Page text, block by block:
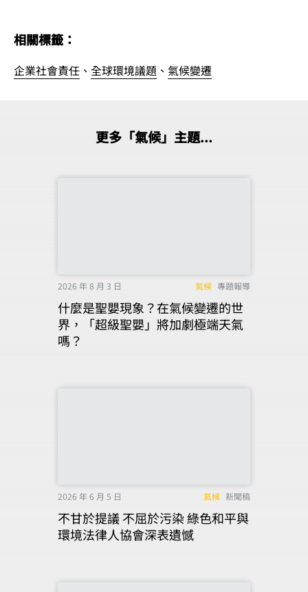
相關標籤：
企業社會責任 、 全球環境議題 、 氣候變遷
更多「氣候」主題...
2026 年 8 月 3 日 氣候 專題報導
什麼是聖嬰現象？在氣候變遷的世
界，「超級聖嬰」將加劇極端天氣
嗎？
2026 年 6 月 5 日 氣候 新聞稿
不甘於提議 不屈於污染 綠色和平與
環境法律人協會深表遺憾